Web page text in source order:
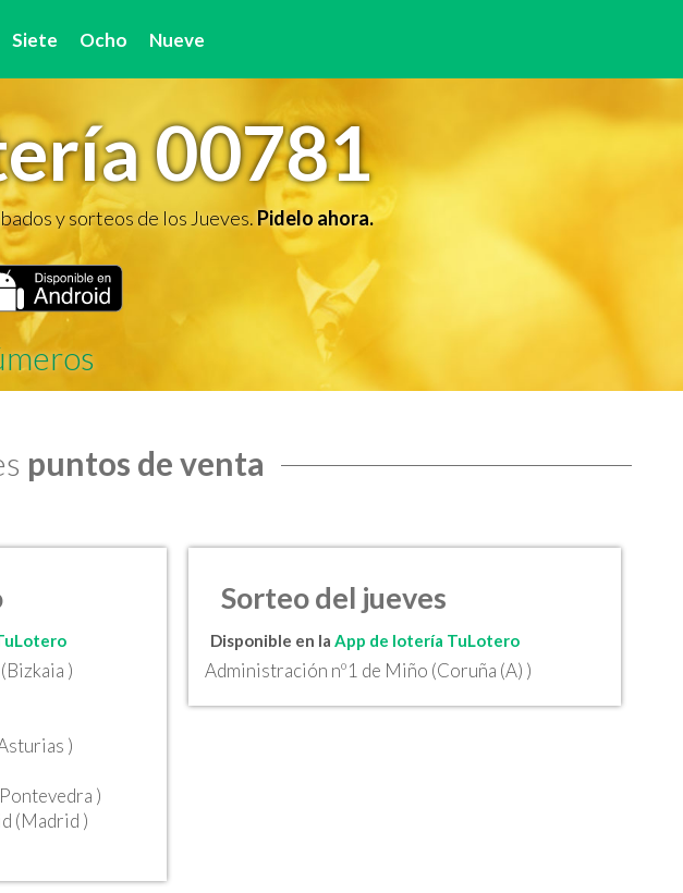
Siete Ocho Nueve
00781
y sorteos de los Jueves.Pidelo ahora.
puntos de venta
)
)
)
(Madrid )
Sorteo del jueves
Disponible en laApp de lotería TuLotero
Administración nº1 de Miño (Coruña (A) )